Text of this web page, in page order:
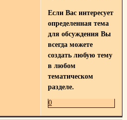
Если Вас интересует
определенная тема
для обсуждения Вы
всегда можете
создать любую тему
в любом
тематическом
разделе.
0